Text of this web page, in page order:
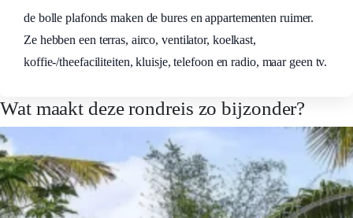
de bolle plafonds maken de bures en appartementen ruimer.
Ze hebben een terras, airco, ventilator, koelkast,
koffie-/theefaciliteiten, kluisje, telefoon en radio, maar geen tv.
Wat maakt deze rondreis zo bijzonder?